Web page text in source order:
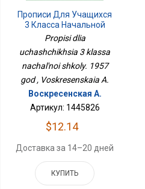
Прописи Для Учащихся
3 Класса Начальной
Школы. 1957 Год
Propisi dlia
uchashchikhsia 3 klassa
nachal'noi shkoly. 1957
god , Voskresenskaia A.
Воскресенская А.
Артикул: 1445826
$12.14
Доставка за 14–20 дней
КУПИТЬ